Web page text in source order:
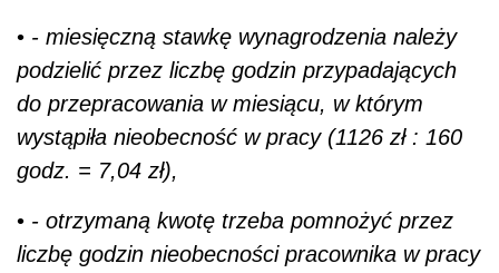
• - miesięczną stawkę wynagrodzenia należy
podzielić przez liczbę godzin przypadających
do przepracowania w miesiącu, w którym
wystąpiła nieobecność w pracy (1126 zł : 160
godz. = 7,04 zł),
• - otrzymaną kwotę trzeba pomnożyć przez
liczbę godzin nieobecności pracownika w pracy